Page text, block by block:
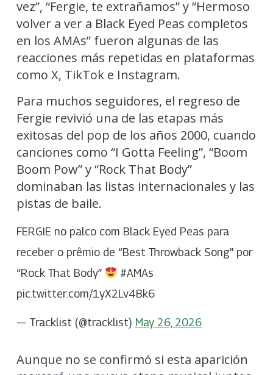
vez”, “Fergie, te extrañamos” y “Hermoso
volver a ver a Black Eyed Peas completos
en los AMAs” fueron algunas de las
reacciones más repetidas en plataformas
como X, TikTok e Instagram.
Para muchos seguidores, el regreso de
Fergie revivió una de las etapas más
exitosas del pop de los años 2000, cuando
canciones como “I Gotta Feeling”, “Boom
Boom Pow” y “Rock That Body”
dominaban las listas internacionales y las
pistas de baile.
FERGIE no palco com Black Eyed Peas para
receber o prêmio de “Best Throwback Song” por
“Rock That Body”
#AMAs
pic.twitter.com/1yX2Lv4Bk6
— Tracklist (@tracklist) May 26, 2026
Aunque no se confirmó si esta aparición